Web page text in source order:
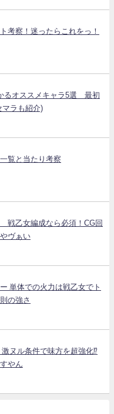
考察！迷ったらこれをっ！
るオススメキャラ5選 最初
マラも紹介)
覧と当たり考察
戦乙女編成なら必須！CG回
ヴぁい
単体での火力は戦乙女でト
の強さ
ヌル条件で味方を超強化⁉
やん